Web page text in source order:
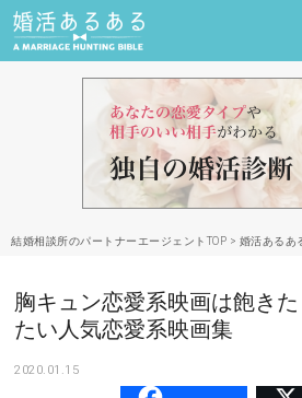
合コン・街コン
マッチングアプリ
結婚相談所のパートナーエージェントTOP > 婚活あるあ
胸キュン恋愛系映画は飽き
たい人気恋愛系映画集
2020.01.15